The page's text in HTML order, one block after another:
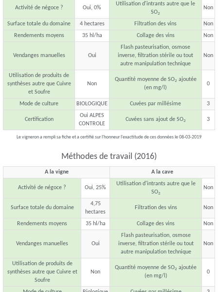
Activité de négoce ? Oui, 0%
Utilisation d'intrants autre que le
SO2
Non
Surface totale du domaine 4 hectares Filtration des vins
Non
Rendements moyens
35 hl/ha Collage des vins Non
Vendanges manuelles Oui
Flash pasteurisation, osmose
inverse, filtration stérile ou tout
autre manipulation technique
Non
Utilisation de produits de
synthèses autre que Cuivre
et Soufre
Non
Quantité moyenne de SO2 ajoutée
(en mg/l)
0
Mode de culture BIOLOGIQUE Cuvées par millésime 3
Certification
Oui ALPES
CONTROLE
Cuvées sans ajout de SO2 3
Le vigneron a rempli sa fiche et a certifié sur l'honneur l'exactitude de ces données le 08-03-2019
Méthodes de travail (2016)
A la vigne A la cave
Activité de négoce ? Oui, 25%
Utilisation d'intrants autre que le
SO2
Non
Surface totale du domaine
4,75
hectares
Filtration des vins Non
Rendements moyens 35 hl/ha Collage des vins Non
Vendanges manuelles Oui
Flash pasteurisation, osmose
inverse, filtration stérile ou tout
autre manipulation technique
Non
Utilisation de produits de
synthèses autre que Cuivre et
Soufre
Non
Quantité moyenne de SO2 ajoutée
(en mg/l)
0